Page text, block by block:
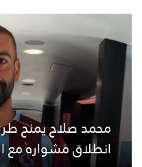
محمد صلاح يمنح
انطلاق مشواره مع